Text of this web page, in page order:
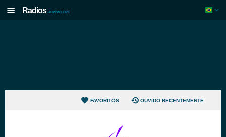
Radios aovivo.net
FAVORITOS OUVIDO RECENTEMENTE